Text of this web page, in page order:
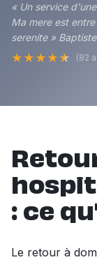
« Un service
Ma mere est
serenite »
★ ★ ★ ★ ★ (82
: ce
Le retour à